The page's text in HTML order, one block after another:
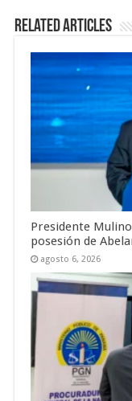
Related Articles
Presidente
posesión de
agosto 6, 2026